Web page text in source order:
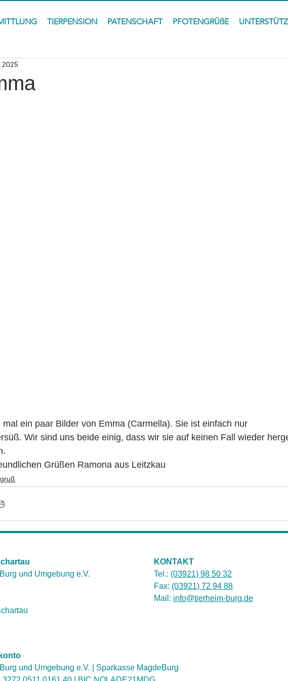
TIERPENSION PATENSCHAFT PFOTENGRÜßE
2025
mal ein paar Bilder von Emma (Carmella). Sie ist einfach nur
Wir sind uns beide einig, dass wir sie auf keinen Fall wieder
Grüßen Ramona aus Leitzkau
und Umgebung e.V.
KONTAKT
Tel.: (03921) 98 50 32
Fax: (03921) 72 94 88
Mail: info@tierheim-burg.de
und Umgebung e.V. | Sparkasse MagdeBurg